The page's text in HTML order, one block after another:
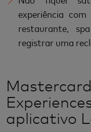
experiência
restaurante,
registrar uma
aplicativo